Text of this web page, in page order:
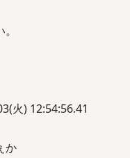
火) 12:54:56.41
か